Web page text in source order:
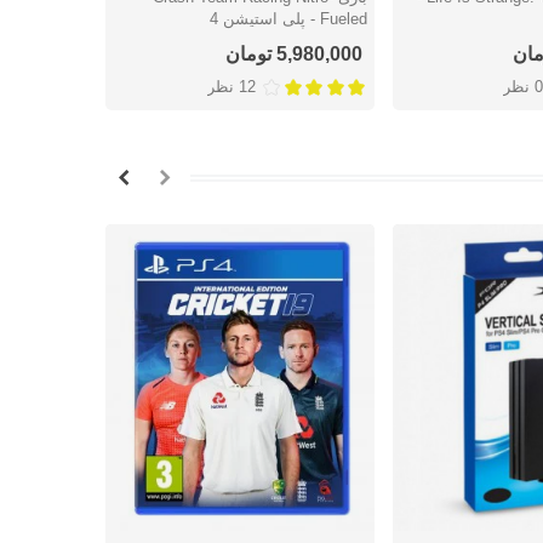
0 نظر
Fueled - پلی استیشن 4
5,980,000 تومان
12 نظر